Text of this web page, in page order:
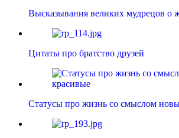
Высказывания великих мудрецов о
Цитаты про братство друзей
Статусы про жизнь со смыслом